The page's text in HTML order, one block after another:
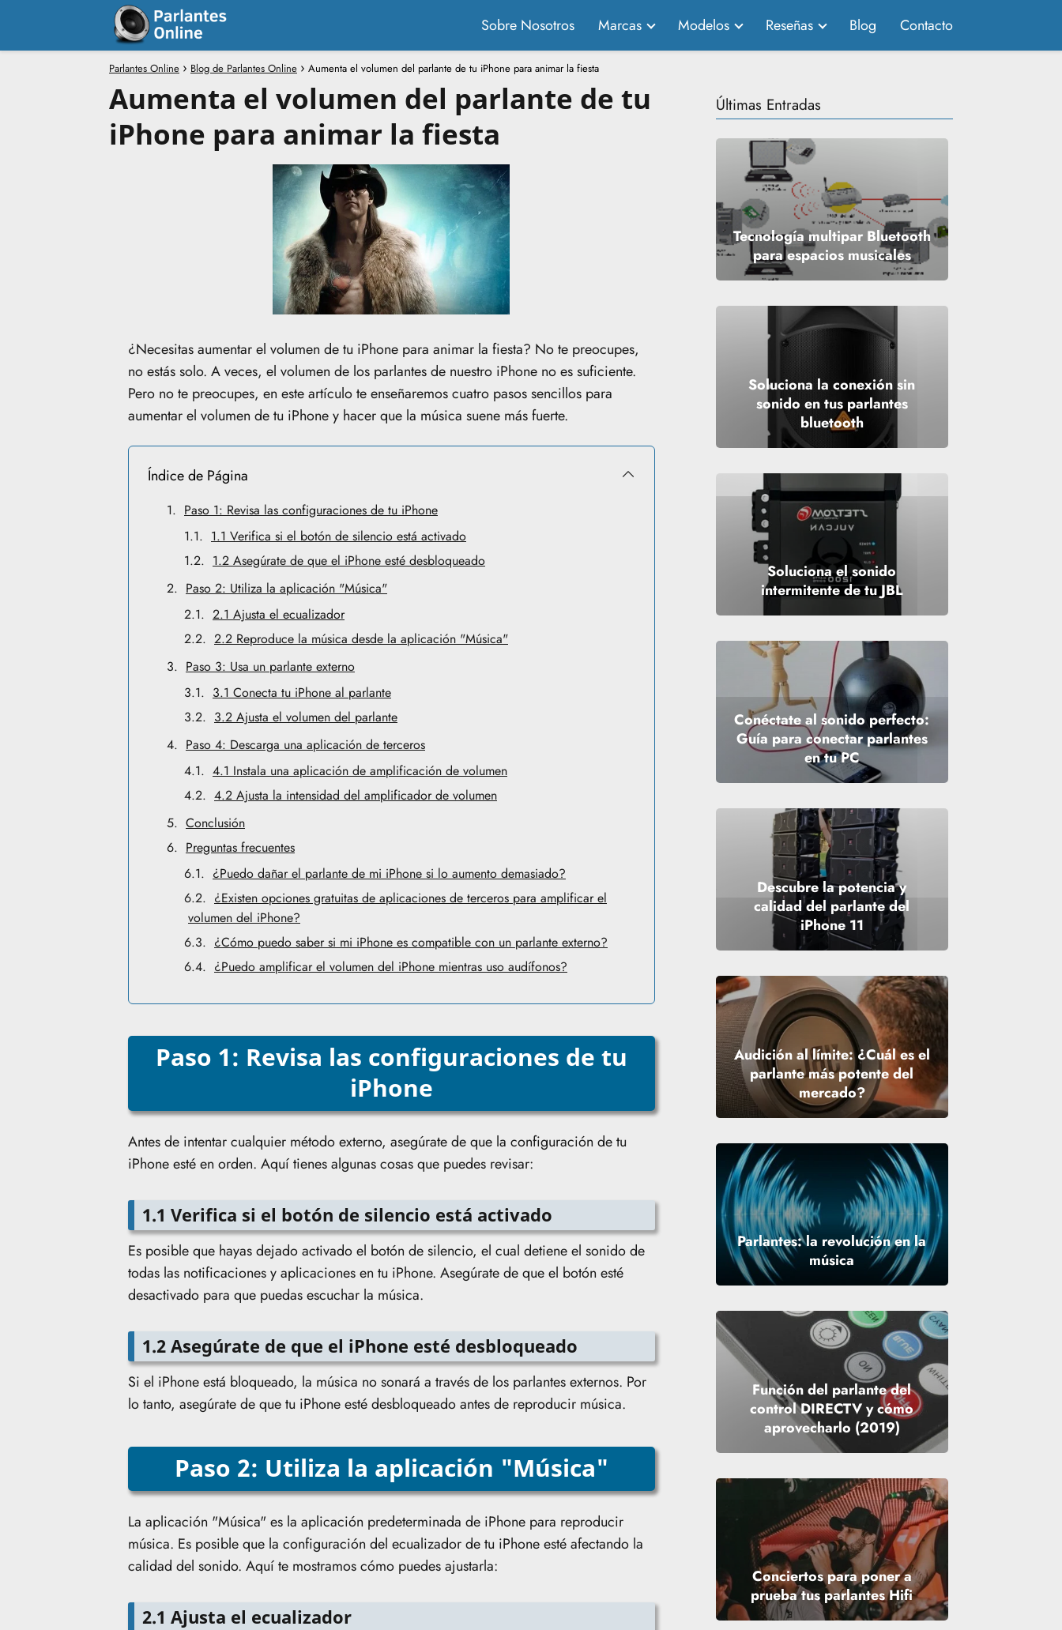
Sobre Nosotros Marcas Modelos Reseñas Blog Contacto
Parlantes Online Blog de Parlantes Online Aumenta el volumen del parlante de tu iPhone para animar la fiesta
Aumenta el volumen del parlante de tu
iPhone para animar la fiesta
¿Necesitas aumentar el volumen de tu iPhone para animar la fiesta? No te preocupes,
no estás solo. A veces, el volumen de los parlantes de nuestro iPhone no es suficiente.
Pero no te preocupes, en este artículo te enseñaremos cuatro pasos sencillos para
aumentar el volumen de tu iPhone y hacer que la música suene más fuerte.
Índice de Página
Paso 1: Revisa las configuraciones de tu iPhone
1.1 Verifica si el botón de silencio está activado
1.2 Asegúrate de que el iPhone esté desbloqueado
Paso 2: Utiliza la aplicación "Música"
2.1 Ajusta el ecualizador
2.2 Reproduce la música desde la aplicación "Música"
Paso 3: Usa un parlante externo
3.1 Conecta tu iPhone al parlante
3.2 Ajusta el volumen del parlante
Paso 4: Descarga una aplicación de terceros
4.1 Instala una aplicación de amplificación de volumen
4.2 Ajusta la intensidad del amplificador de volumen
Conclusión
Preguntas frecuentes
¿Puedo dañar el parlante de mi iPhone si lo aumento demasiado?
¿Existen opciones gratuitas de aplicaciones de terceros para amplificar el
volumen del iPhone?
¿Cómo puedo saber si mi iPhone es compatible con un parlante externo?
¿Puedo amplificar el volumen del iPhone mientras uso audífonos?
Paso 1: Revisa las configuraciones de tu
iPhone
Antes de intentar cualquier método externo, asegúrate de que la configuración de tu
iPhone esté en orden. Aquí tienes algunas cosas que puedes revisar:
1.1 Verifica si el botón de silencio está activado
Es posible que hayas dejado activado el botón de silencio, el cual detiene el sonido de
todas las notificaciones y aplicaciones en tu iPhone. Asegúrate de que el botón esté
desactivado para que puedas escuchar la música.
1.2 Asegúrate de que el iPhone esté desbloqueado
Si el iPhone está bloqueado, la música no sonará a través de los parlantes externos. Por
lo tanto, asegúrate de que tu iPhone esté desbloqueado antes de reproducir música.
Paso 2: Utiliza la aplicación "Música"
La aplicación "Música" es la aplicación predeterminada de iPhone para reproducir
música. Es posible que la configuración del ecualizador de tu iPhone esté afectando la
calidad del sonido. Aquí te mostramos cómo puedes ajustarla:
2.1 Ajusta el ecualizador
Últimas Entradas
Tecnología multipar Bluetooth
para espacios musicales
Soluciona la conexión sin
sonido en tus parlantes
bluetooth
Soluciona el sonido
intermitente de tu JBL
Conéctate al sonido perfecto:
Guía para conectar parlantes
en tu PC
Descubre la potencia y
calidad del parlante del
iPhone 11
Audición al límite: ¿Cuál es el
parlante más potente del
mercado?
Parlantes: la revolución en la
música
Función del parlante del
control DIRECTV y cómo
aprovecharlo (2019)
Conciertos para poner a
prueba tus parlantes Hifi